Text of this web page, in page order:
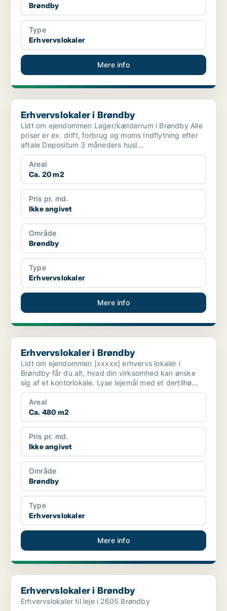
Brøndby
Type
Erhvervslokaler
Mere info
Erhvervslokaler i Brøndby
Erhvervslokaler i Brøndby
Lidt om ejendommen Lager/kælderrum i Brøndby Alle
priser er ex. drift, forbrug og moms Indflytning efter
aftale Depositum 3 måneders husl...
Areal
Ca. 20 m2
Pris pr. md.
Ikke angivet
Område
Brøndby
Type
Erhvervslokaler
Mere info
Erhvervslokaler i Brøndby
Erhvervslokaler i Brøndby
Lidt om ejendommen [xxxxx] erhvervs lokaler i
Brøndby får du alt, hvad din virksomhed kan ønske
sig af et kontorlokale. Lyse lejemål med et dertilhø...
Areal
Ca. 480 m2
Pris pr. md.
Ikke angivet
Område
Brøndby
Type
Erhvervslokaler
Mere info
Erhvervslokaler i Brøndby
Erhvervslokaler i Brøndby
Erhvervslokaler til leje i 2605 Brøndby